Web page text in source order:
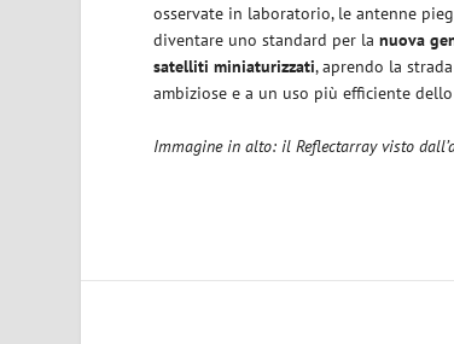
osservate in laboratorio, le antenne
diventare uno standard per lanuova
satelliti miniaturizzati, aprendo la
ambiziose e a un uso più efficiente
Immagine in alto: il Reflectarray visto